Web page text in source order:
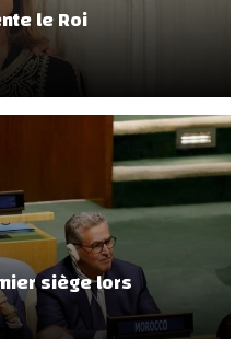
le Roi
siège lors